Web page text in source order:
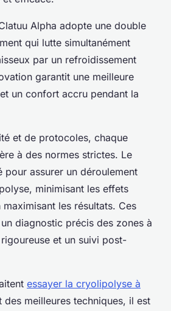
Alpha adopte une double
qui lutte simultanément
par un refroidissement
garantit une meilleure
un confort accru pendant la
et de protocoles, chaque
à des normes strictes. Le
pour assurer un déroulement
minimisant les effets
les résultats. Ces
diagnostic précis des zones à
et un suivi post-
essayer la cryolipolyse à
des meilleures techniques, il est